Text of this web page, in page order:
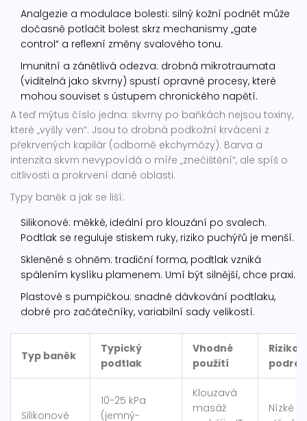
Analgezie a modulace bolesti: silný kožní podnět může
dočasně potlačit bolest skrz mechanismy „gate
control“ a reflexní změny svalového tonu.
Imunitní a zánětlivá odezva: drobná mikrotraumata
(viditelná jako skvrny) spustí opravné procesy, které
mohou souviset s ústupem chronického napětí.
A teď mýtus číslo jedna: skvrny po baňkách nejsou toxiny,
které „vyšly ven“. Jsou to drobná podkožní krvácení z
překrvených kapilár (odborně ekchymózy). Barva a
intenzita skvrn nevypovídá o míře „znečištění“, ale spíš o
citlivosti a prokrvení dané oblasti.
Typy baněk a jak se liší:
Silikonové: měkké, ideální pro klouzání po svalech.
Podtlak se reguluje stiskem ruky, riziko puchýřů je menší.
Skleněné s ohněm: tradiční forma, podtlak vzniká
spálením kyslíku plamenem. Umí být silnější, chce praxi.
Plastové s pumpičkou: snadné dávkování podtlaku,
dobré pro začátečníky, variabilní sady velikostí.
Typ baněk
Typický
podtlak
Vhodné
použití
Riziko
Silikonové
10-25 kPa
(jemný-
Klouzavá
masáž
Nízké až